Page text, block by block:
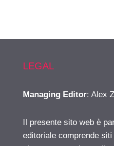
LEGAL
Managing Editor: Alex
Il presente sito web è
editoriale comprende